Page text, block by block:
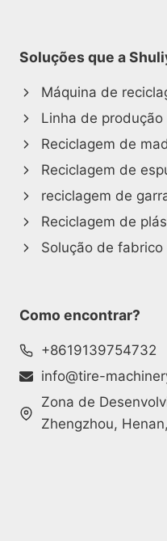
Soluções que a
Máquina de
Linha de
Reciclagem de
Reciclagem de
reciclagem de
Reciclagem de
Solução de
Como encontrar?
+8619139754732
info@tire-
Zona de
Zhengzhou,